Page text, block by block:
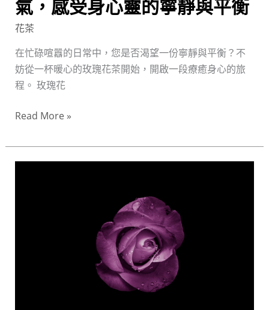
氣，感受身心靈的寧靜與平衡
花茶
在忙碌喧囂的日常中，您是否渴望一份寧靜與平衡？不
妨從一杯暖心的玫瑰花茶開始，開啟一段療癒身心的旅
程。 玫瑰花
感
受
心
靈
的
靜
Read More »